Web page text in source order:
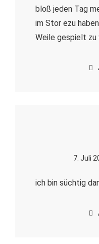
bloß jeden Tag
im Stor ezu
Weile gespielt zu
7. Juli
ich bin süchtig